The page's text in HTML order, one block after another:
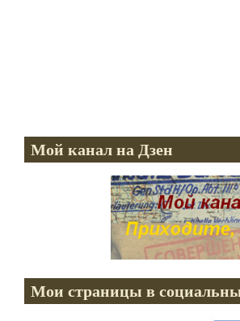
Мой канал на Дзен
Мои страницы в